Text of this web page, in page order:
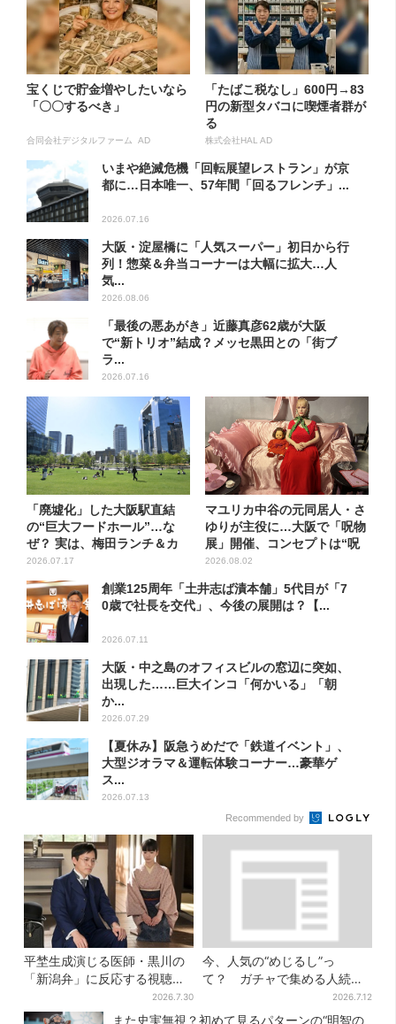
宝くじで貯金増やしたいなら
「〇〇するべき」
合同会社デジタルファーム AD
「たばこ税なし」600円→83
円の新型タバコに喫煙者群が
る
株式会社HAL AD
いまや絶滅危機「回転展望レストラン」が京
都に…日本唯一、57年間「回るフレンチ」...
2026.07.16
大阪・淀屋橋に「人気スーパー」初日から行
列！惣菜＆弁当コーナーは大幅に拡大…人
気...
2026.08.06
「最後の悪あがき」近藤真彦62歳が大阪
で“新トリオ”結成？メッセ黒田との「街ブ
ラ...
2026.07.16
「廃墟化」した大阪駅直結
の“巨大フードホール”…な
ぜ？ 実は、梅田ランチ＆カ
フェ...
2026.07.17
マユリカ中谷の元同居人・さ
ゆりが主役に…大阪で「呪物
展」開催、コンセプトは“呪
物...
2026.08.02
創業125周年「土井志ば漬本舗」5代目が「7
0歳で社長を交代」、今後の展開は？【...
2026.07.11
大阪・中之島のオフィスビルの窓辺に突如、
出現した……巨大インコ「何かいる」「朝
か...
2026.07.29
【夏休み】阪急うめだで「鉄道イベント」、
大型ジオラマ＆運転体験コーナー…豪華ゲ
ス...
2026.07.13
Recommended by
平埜生成演じる医師・黒川の
「新潟弁」に反応する視聴者
2026.7.30
今、人気の“めじるし”っ
て？ ガチャで集める人続
出…収集家とメーカーに聞い
たヒットの背景
2026.7.12
また史実無視？初めて見るパターンの“明智の